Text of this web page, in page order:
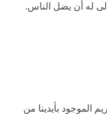
له أن يضل الناس.
الموجود بأيدينا من